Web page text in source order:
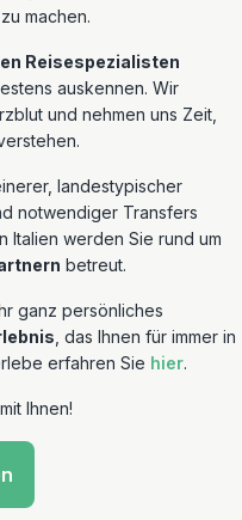
machen.
Reisespezialisten
auskennen. Wir
und nehmen uns Zeit,
landestypischer
notwendiger Transfers
Italien werden Sie rund um
betreut.
ganz persönliches
, das Ihnen für immer in
erfahren Sie hier.
Ihnen!